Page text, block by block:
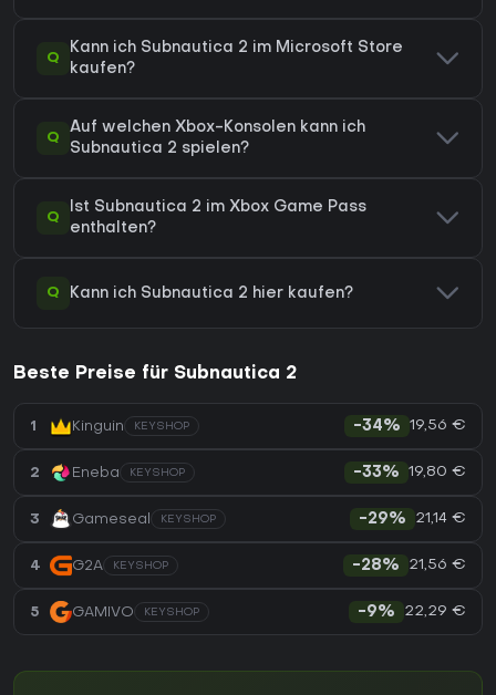
Q
Kann ich Subnautica 2 im Microsoft Store
kaufen?
Q
Auf welchen Xbox-Konsolen kann ich
Subnautica 2 spielen?
Q
Ist Subnautica 2 im Xbox Game Pass
enthalten?
Q Kann ich Subnautica 2 hier kaufen?
Beste Preise für Subnautica 2
1 Kinguin KEYSHOP -34% 19,56 €
2 Eneba KEYSHOP -33% 19,80 €
3 Gameseal KEYSHOP -29% 21,14 €
4 G2A KEYSHOP -28% 21,56 €
5 GAMIVO KEYSHOP -9% 22,29 €